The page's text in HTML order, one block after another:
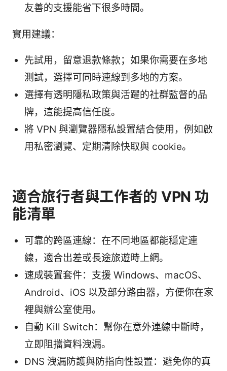
友善的支援能省下很多時間。
實用建議：
先試用，留意退款條款；如果你需要在多地
測試，選擇可同時連線到多地的方案。
選擇有透明隱私政策與活躍的社群監督的品
牌，這能提高信任度。
將 VPN 與瀏覽器隱私設置結合使用，例如啟
用私密瀏覽、定期清除快取與 cookie。
適合旅行者與工作者的 VPN 功
能清單
可靠的跨區連線：在不同地區都能穩定連
線，適合出差或長途旅遊時上網。
速成裝置套件：支援 Windows、macOS、
Android、iOS 以及部分路由器，方便你在家
裡與辦公室使用。
自動 Kill Switch：幫你在意外連線中斷時，
立即阻擋資料洩漏。
DNS 洩漏防護與防指向性設置：避免你的真